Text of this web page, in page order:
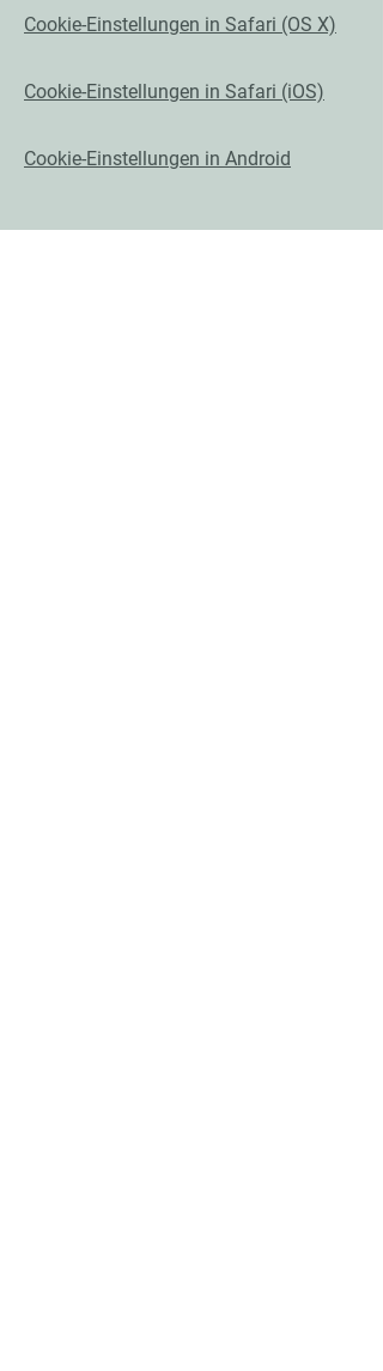
Cookie-Einstellungen in Safari (OS X)
Cookie-Einstellungen in Safari (iOS)
Cookie-Einstellungen in Android